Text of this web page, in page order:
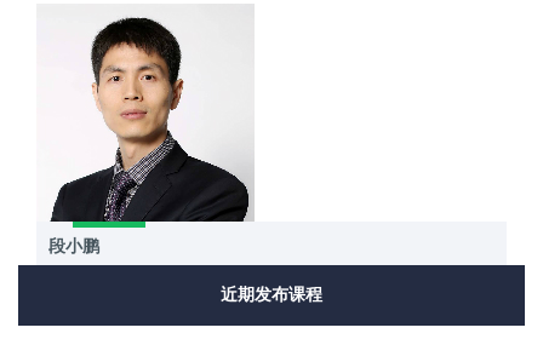
段小鹏
近期发布课程